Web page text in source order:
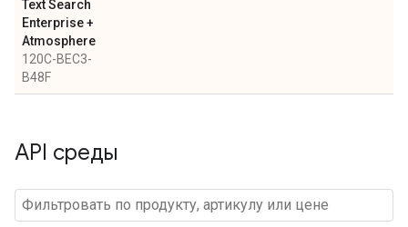
Text Search
Enterprise +
Atmosphere
120C-BEC3-
B48F
API среды